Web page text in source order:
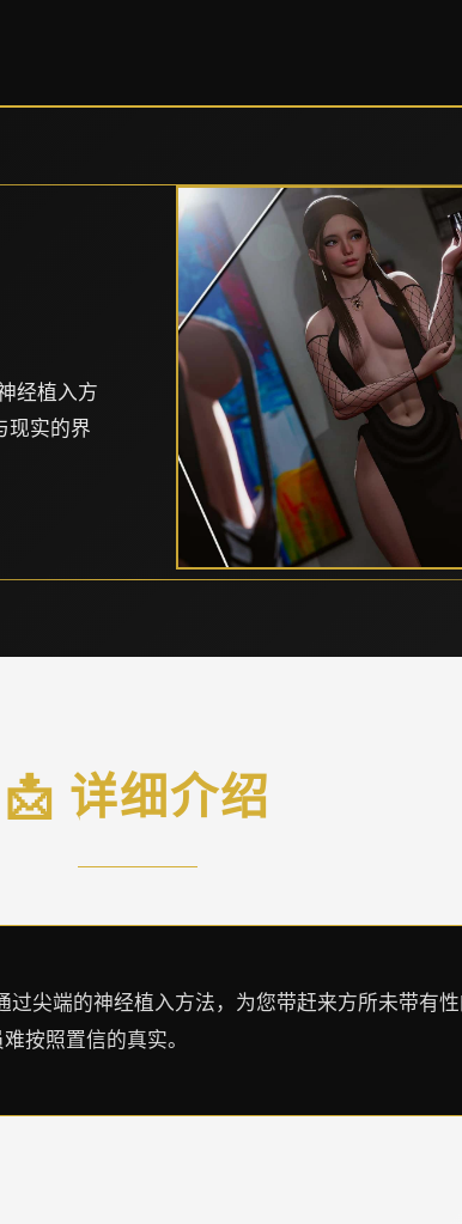
经植入方
现实的界
📩 详细介绍
尖端的神经植入方法，为您带赶来方所未带有
按照置信的真实。